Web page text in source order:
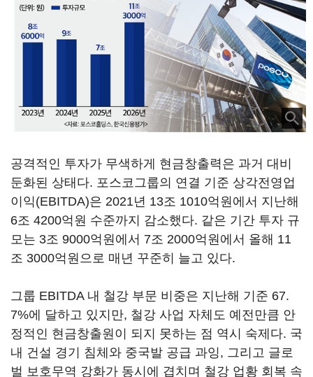
공격적인 투자가 무색하게 현금창출력은 과거 대비
둔화된 상태다. 포스코그룹의 연결 기준 상각전영업
이익(EBITDA)은 2021년 13조 1010억원에서 지난해
6조 4200억원 수준까지 감소했다. 같은 기간 투자 규
모는 3조 9000억원에서 7조 2000억원에서 올해 11
조 3000억원으로 매년 꾸준히 늘고 있다.
그룹 EBITDA 내 철강 부문 비중은 지난해 기준 67.
7%에 달하고 있지만, 철강 사업 자체도 예전만큼 안
정적인 현금창출원이 되지 못하는 점 역시 숙제다. 국
내 건설 경기 침체와 중국발 공급 과잉, 그리고 글로
벌 보호무역 강화가 동시에 겹치며 철강 업황 회복 속